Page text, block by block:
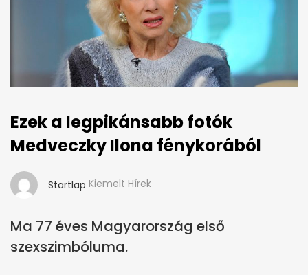
Ezek a legpikánsabb fotók
Medveczky Ilona fénykorából
Startlap Kiemelt Hírek
Ma 77 éves Magyarország első
szexszimbóluma.